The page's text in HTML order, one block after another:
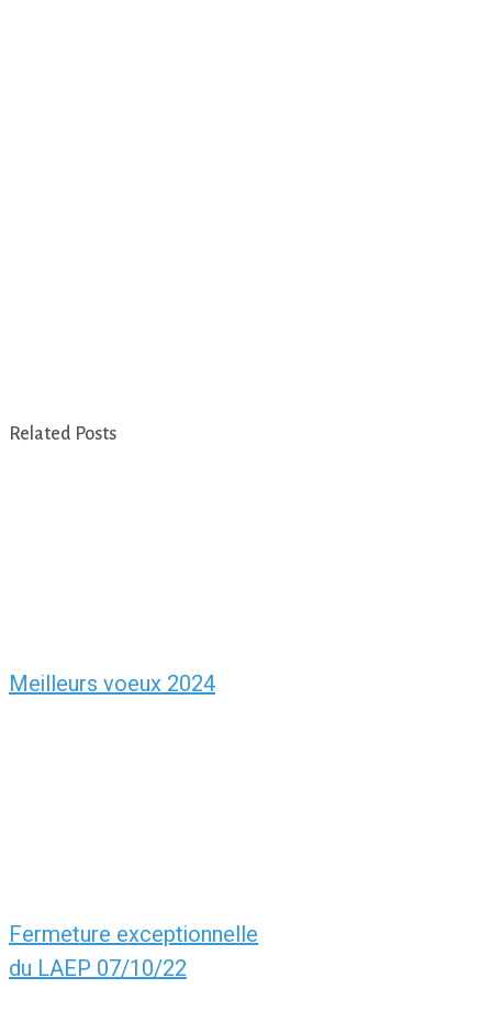
Related Posts
Meilleurs voeux 2024
Fermeture exceptionnelle
du LAEP 07/10/22